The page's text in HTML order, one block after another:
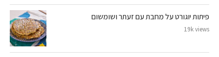
פיתות יוגורט על מחבת עם זעתר ושומשום
19k views